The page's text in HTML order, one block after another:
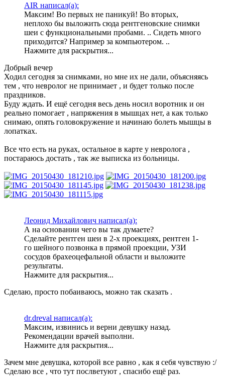
AIR написал(а):
Максим! Во первых не паникуй! Во вторых,
неплохо бы выложить сюда рентгеновские снимки
шеи с функциональными пробами. .. Сидеть много
приходится? Например за компьютером. ..
Нажмите для раскрытия...
Добрый вечер
Ходил сегодня за снимками, но мне их не дали, объясняясь
тем , что невролог не принимает , и будет только после
праздников.
Буду ждать. И ещё сегодня весь день носил воротник и он
реально помогает , напряжения в мышцах нет, а как только
снимаю, опять головокружение и начинаю болеть мышцы в
лопатках.
Все что есть на руках, остальное в карте у невролога ,
постараюсь достать , так же выписка из больницы.
Леонид Михайлович написал(а):
А на основании чего вы так думаете?
Сделайте рентген шеи в 2-х проекциях, рентген 1-
го шейного позвонка в прямой проекции, УЗИ
сосудов брахеоцефальной области и выложите
результаты.
Нажмите для раскрытия...
Сделаю, просто побаиваюсь, можно так сказать .
dr.dreval написал(а):
Максим, извинись и верни девушку назад.
Рекомендации врачей выполни.
Нажмите для раскрытия...
Зачем мне девушка, которой все равно , как я себя чувствую :/
Сделаю все , что тут послветуют , спасибо ещё раз.